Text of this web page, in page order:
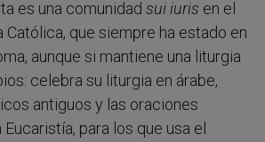
es una comunidad sui iuris en el
Católica, que siempre ha estado en
aunque si mantiene una liturgia
celebra su liturgia en árabe,
antiguos y las oraciones
para los que usa el